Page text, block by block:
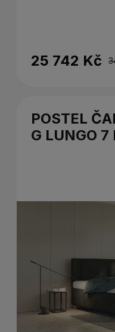
25 742 Kč
POSTEL
G LUNGO 7